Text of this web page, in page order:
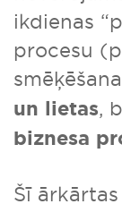
ikdienas
procesu
un lietas,
biznesa
Šī